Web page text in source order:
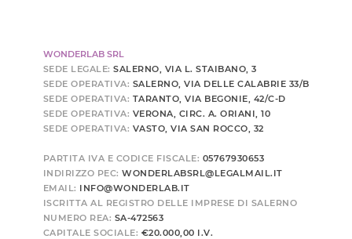
WONDERLAB SRL
SEDE LEGALE: SALERNO, VIA L. STAIBANO, 3
SEDE OPERATIVA: SALERNO, VIA DELLE CALABRIE 33/B
SEDE OPERATIVA: TARANTO, VIA BEGONIE, 42/C-D
SEDE OPERATIVA: VERONA, CIRC. A. ORIANI, 10
SEDE OPERATIVA: VASTO, VIA SAN ROCCO, 32
PARTITA IVA E CODICE FISCALE: 05767930653
INDIRIZZO PEC: WONDERLABSRL@LEGALMAIL.IT
EMAIL: INFO@WONDERLAB.IT
ISCRITTA AL REGISTRO DELLE IMPRESE DI SALERNO
NUMERO REA: SA-472563
CAPITALE SOCIALE: €20.000,00 I.V.